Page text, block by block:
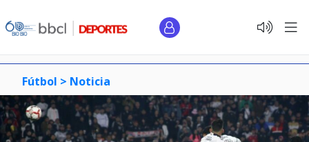
Fútbol > Noticia